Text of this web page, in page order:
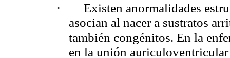
·
Existen anormalidades
asocian al nacer a sustratos
también congénitos. En la
en la unión